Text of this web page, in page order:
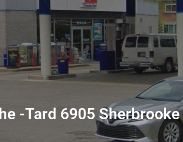
-Tard 6905 Sherbrooke